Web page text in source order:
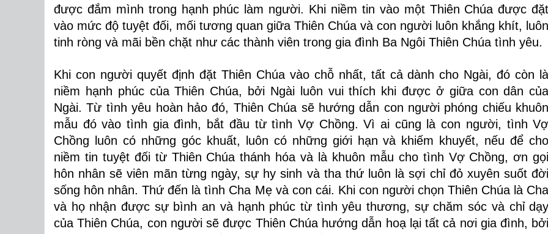
được đắm mình trong hạnh phúc làm người. Khi niềm tin vào một Thiên Chúa được đặt
vào mức độ tuyệt đối, mối tương quan giữa Thiên Chúa và con người luôn khắng khít, luôn
tinh ròng và mãi bền chặt như các thành viên trong gia đình Ba Ngôi Thiên Chúa tình yêu.
Khi con người quyết định đặt Thiên Chúa vào chỗ nhất, tất cả dành cho Ngài, đó còn là
niềm hạnh phúc của Thiên Chúa, bởi Ngài luôn vui thích khi được ở giữa con dân của
Ngài. Từ tình yêu hoàn hảo đó, Thiên Chúa sẽ hướng dẫn con người phóng chiếu khuôn
mẫu đó vào tình gia đình, bắt đầu từ tình Vợ Chồng. Vì ai cũng là con người, tình Vợ
Chồng luôn có những góc khuất, luôn có những giới hạn và khiếm khuyết, nếu để cho
niềm tin tuyệt đối từ Thiên Chúa thánh hóa và là khuôn mẫu cho tình Vợ Chồng, ơn gọi
hôn nhân sẽ viên mãn từng ngày, sự hy sinh và tha thứ luôn là sợi chỉ đỏ xuyên suốt đời
sống hôn nhân. Thứ đến là tình Cha Mẹ và con cái. Khi con người chọn Thiên Chúa là Cha
và họ nhận được sự bình an và hạnh phúc từ tình yêu thương, sự chăm sóc và chỉ dạy
của Thiên Chúa, con người sẽ được Thiên Chúa hướng dẫn hoạ lại tất cả nơi gia đình, bởi